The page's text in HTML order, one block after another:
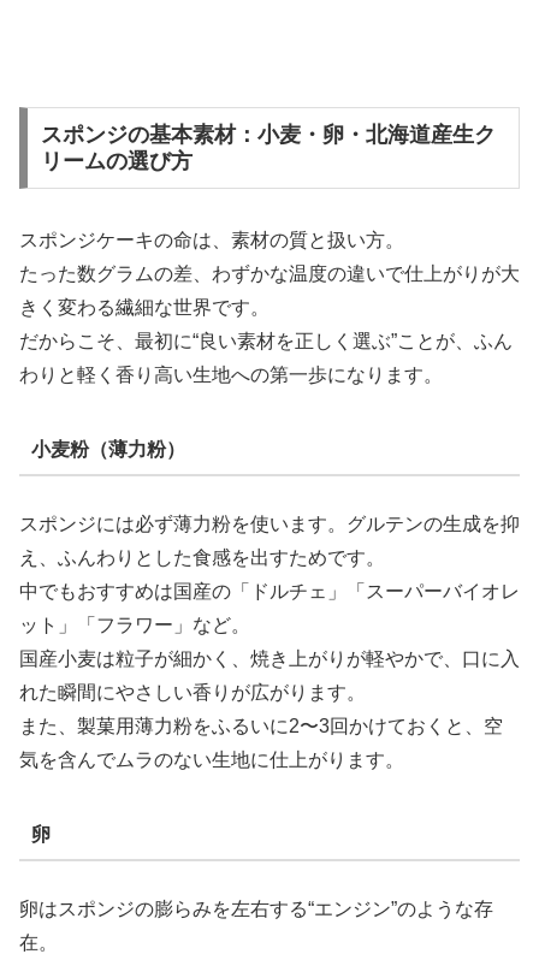
スポンジの基本素材：小麦・卵・北海道産生ク
リームの選び方
スポンジケーキの命は、素材の質と扱い方。
たった数グラムの差、わずかな温度の違いで仕上がりが大
きく変わる繊細な世界です。
だからこそ、最初に“良い素材を正しく選ぶ”ことが、ふん
わりと軽く香り高い生地への第一歩になります。
小麦粉（薄力粉）
スポンジには必ず薄力粉を使います。グルテンの生成を抑
え、ふんわりとした食感を出すためです。
中でもおすすめは国産の「ドルチェ」「スーパーバイオレ
ット」「フラワー」など。
国産小麦は粒子が細かく、焼き上がりが軽やかで、口に入
れた瞬間にやさしい香りが広がります。
また、製菓用薄力粉をふるいに2〜3回かけておくと、空
気を含んでムラのない生地に仕上がります。
卵
卵はスポンジの膨らみを左右する“エンジン”のような存
在。